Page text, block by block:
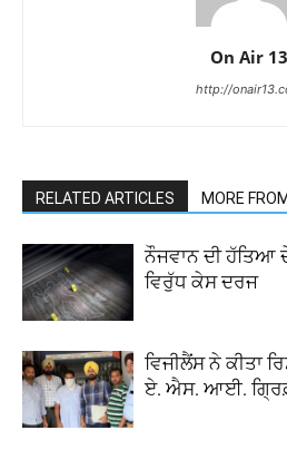
On Air 13
http://
RELATED ARTICLES MORE
ਨੌਜਵਾਨ ਦੀ ਹੱਤਿਆ
ਵਿਰੁੱਧ ਕੇਸ ਦਰਜ
ਵਿਜੀਲੈਂਸ ਨੇ ਕੀਤਾ
ਏ. ਐਸ. ਆਈ.